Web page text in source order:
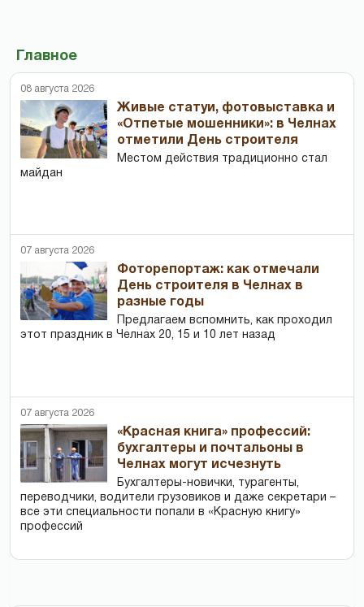
Главное
08 августа 2026
Живые статуи, фотовыставка и
«Отпетые мошенники»: в Челнах
отметили День строителя
Местом действия традиционно стал
майдан
07 августа 2026
Фоторепортаж: как отмечали
День строителя в Челнах в
разные годы
Предлагаем вспомнить, как проходил
этот праздник в Челнах 20, 15 и 10 лет назад
07 августа 2026
«Красная книга» профессий:
бухгалтеры и почтальоны в
Челнах могут исчезнуть
Бухгалтеры-новички, тур­агенты,
переводчики, водители грузовиков и даже секретари –
все эти специальности попали в «Красную книгу»
профессий